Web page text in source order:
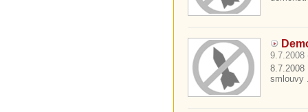
9.7.2008
8.7.2008
smlouvy